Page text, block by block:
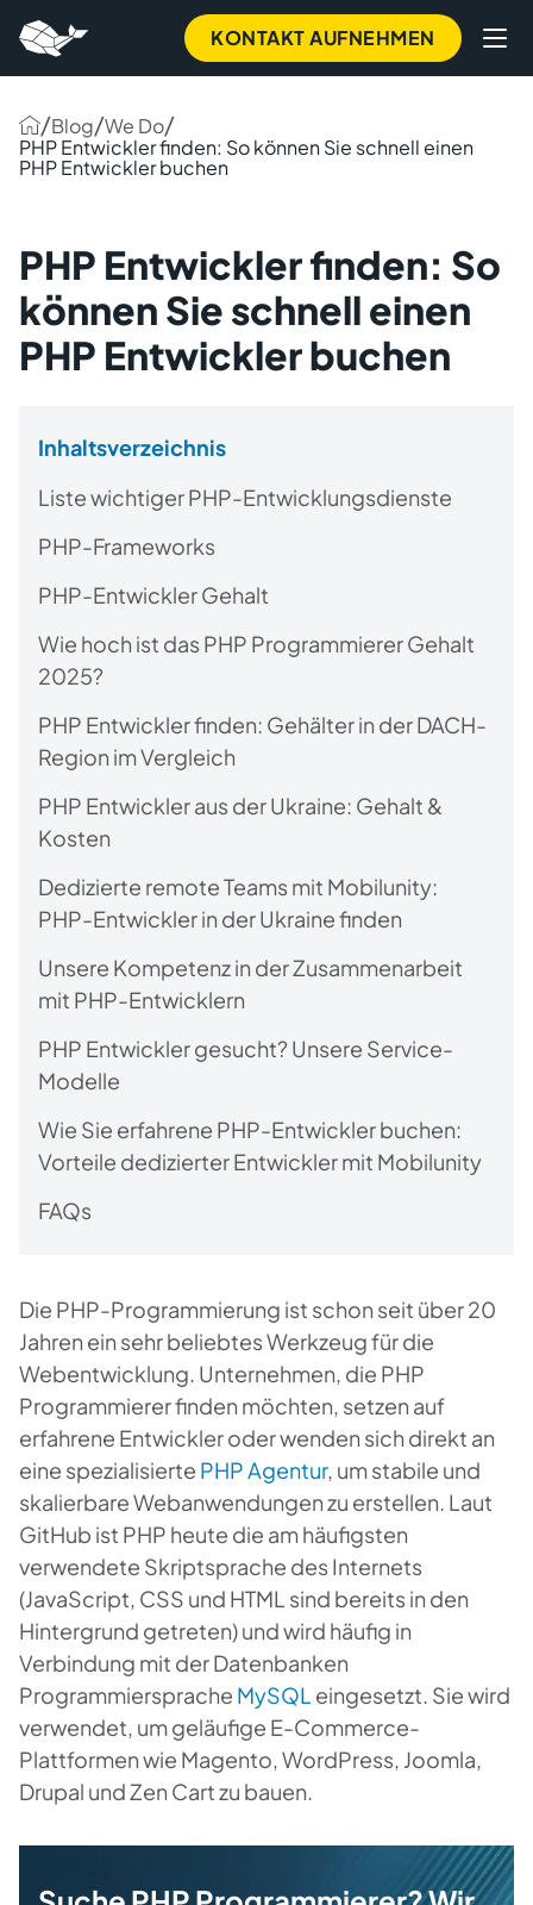
KONTAKT AUFNEHMEN
/Blog/We Do/
PHP Entwickler finden: So können Sie schnell einen
PHP Entwickler buchen
PHP Entwickler finden: So
können Sie schnell einen
PHP Entwickler buchen
Inhaltsverzeichnis
Liste wichtiger PHP-Entwicklungsdienste
PHP-Frameworks
PHP-Entwickler Gehalt
Wie hoch ist das PHP Programmierer Gehalt
2025?
PHP Entwickler finden: Gehälter in der DACH-
Region im Vergleich
PHP Entwickler aus der Ukraine: Gehalt &
Kosten
Dedizierte remote Teams mit Mobilunity:
PHP-Entwickler in der Ukraine finden
Unsere Kompetenz in der Zusammenarbeit
mit PHP-Entwicklern
PHP Entwickler gesucht? Unsere Service-
Modelle
Wie Sie erfahrene PHP-Entwickler buchen:
Vorteile dedizierter Entwickler mit Mobilunity
FAQs
Die PHP-Programmierung ist schon seit über 20
Jahren ein sehr beliebtes Werkzeug für die
Webentwicklung. Unternehmen, die PHP
Programmierer finden möchten, setzen auf
erfahrene Entwickler oder wenden sich direkt an
eine spezialisierte PHP Agentur, um stabile und
skalierbare Webanwendungen zu erstellen. Laut
GitHub ist PHP heute die am häufigsten
verwendete Skriptsprache des Internets
(JavaScript, CSS und HTML sind bereits in den
Hintergrund getreten) und wird häufig in
Verbindung mit der Datenbanken
Programmiersprache MySQL eingesetzt. Sie wird
verwendet, um geläufige E-Commerce-
Plattformen wie Magento, WordPress, Joomla,
Drupal und Zen Cart zu bauen.